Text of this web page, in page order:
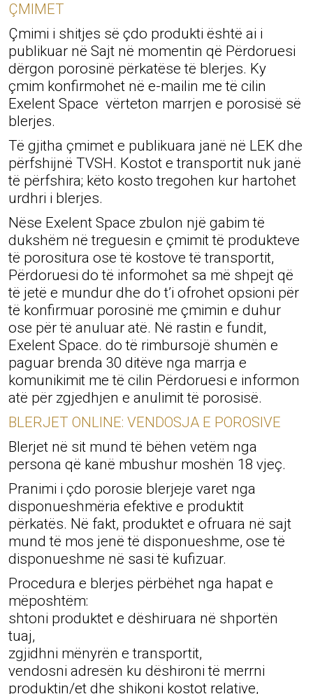
ÇMIMET
Çmimi i shitjes së çdo produkti është ai i
publikuar në Sajt në momentin që Përdoruesi
dërgon porosinë përkatëse të blerjes. Ky
çmim konfirmohet në e-mailin me të cilin
Exelent Space vërteton marrjen e porosisë së
blerjes.
Të gjitha çmimet e publikuara janë në LEK dhe
përfshijnë TVSH. Kostot e transportit nuk janë
të përfshira; këto kosto tregohen kur hartohet
urdhri i blerjes.
Nëse Exelent Space zbulon një gabim të
dukshëm në treguesin e çmimit të produkteve
të porositura ose të kostove të transportit,
Përdoruesi do të informohet sa më shpejt që
të jetë e mundur dhe do t’i ofrohet opsioni për
të konfirmuar porosinë me çmimin e duhur
ose për të anuluar atë. Në rastin e fundit,
Exelent Space. do të rimbursojë shumën e
paguar brenda 30 ditëve nga marrja e
komunikimit me të cilin Përdoruesi e informon
atë për zgjedhjen e anulimit të porosisë.
BLERJET ONLINE: VENDOSJA E POROSIVE
Blerjet në sit mund të bëhen vetëm nga
persona që kanë mbushur moshën 18 vjeç.
Pranimi i çdo porosie blerjeje varet nga
disponueshmëria efektive e produktit
përkatës. Në fakt, produktet e ofruara në sajt
mund të mos jenë të disponueshme, ose të
disponueshme në sasi të kufizuar.
Procedura e blerjes përbëhet nga hapat e
mëposhtëm:
shtoni produktet e dëshiruara në shportën
tuaj,
zgjidhni mënyrën e transportit,
vendosni adresën ku dëshironi të merrni
produktin/et dhe shikoni kostot relative,